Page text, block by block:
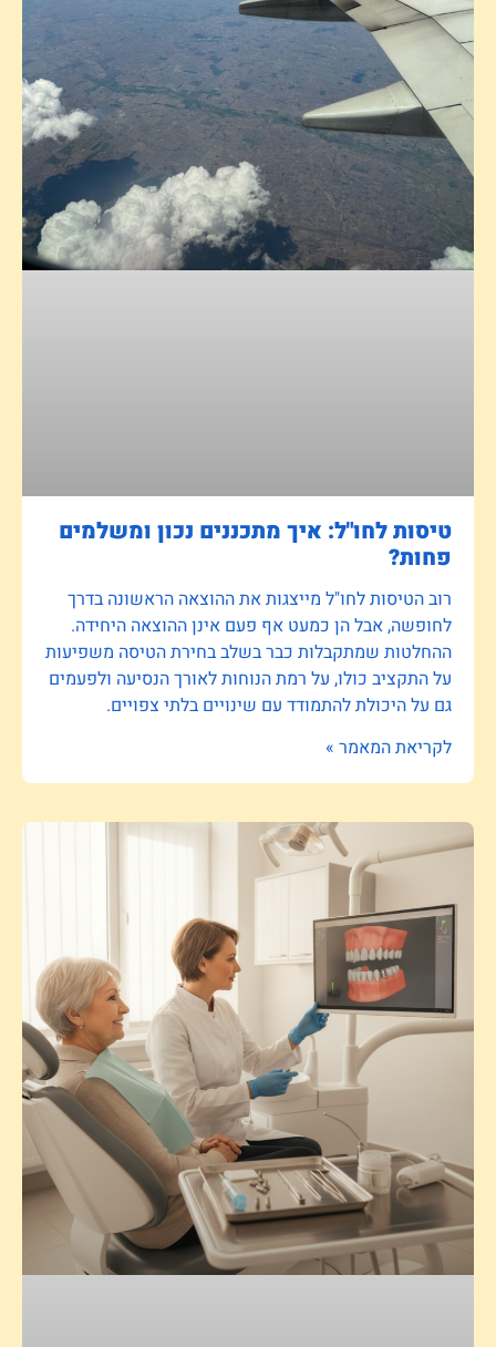
טיסות לחו"ל: איך מתכננים נכון ומשלמים
פחות?
רוב הטיסות לחו"ל מייצגות את ההוצאה הראשונה בדרך
לחופשה, אבל הן כמעט אף פעם אינן ההוצאה היחידה.
ההחלטות שמתקבלות כבר בשלב בחירת הטיסה משפיעות
על התקציב כולו, על רמת הנוחות לאורך הנסיעה ולפעמים
גם על היכולת להתמודד עם שינויים בלתי צפויים.
לקריאת המאמר »